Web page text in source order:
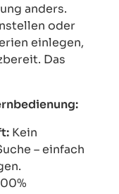
anders.
oder
einlegen,
Das
Kein
– einfach